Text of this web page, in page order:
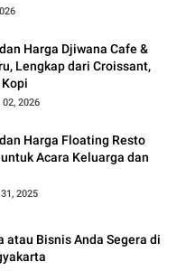
Harga Djiwana Cafe &
Lengkap dari Croissant,
2026
Harga Floating Resto
Acara Keluarga dan
2025
atau Bisnis Anda Segera di